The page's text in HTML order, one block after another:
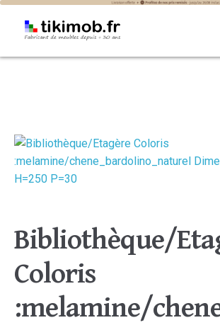
Bibliothèque/
Coloris
:melamine/